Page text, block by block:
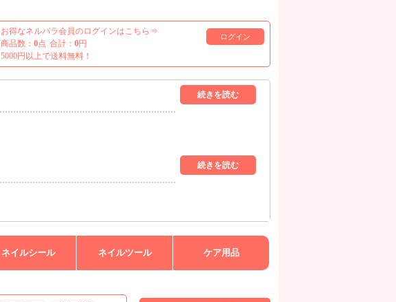
お得なネルパラ会員のログインはこちら⇒
ログイン
商品数： 0点 合計： 0円
5000円以上で送料無料！
ネイルシール ネイルツール ケア用品